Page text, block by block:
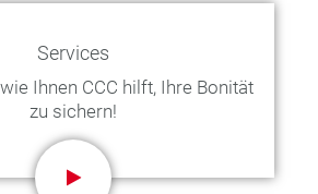
Services
Ihnen CCC hilft, Ihre Bonität
zu sichern!